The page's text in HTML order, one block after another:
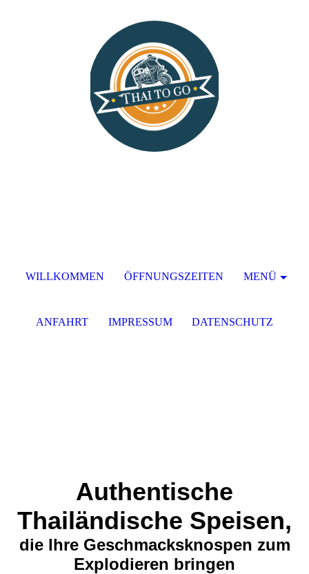
Authentische
Thailändische Speisen,
die Ihre Geschmacks­knospen zum
Explodieren bringen
WILLKOMMEN ÖFFNUNGSZEITEN MENÜ
ANFAHRT IMPRESSUM DATENSCHUTZ